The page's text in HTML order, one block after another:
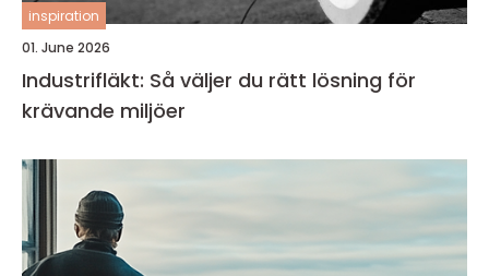
inspiration
01. June 2026
Industrifläkt: Så väljer du rätt lösning för
krävande miljöer